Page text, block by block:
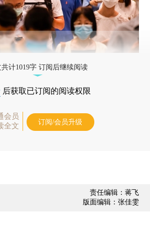
计1019字 订阅后继续阅读
后获取已订阅的阅读权限
会员
全文
订阅/会员升级
责任编辑：蒋飞
版面编辑：张佳雯